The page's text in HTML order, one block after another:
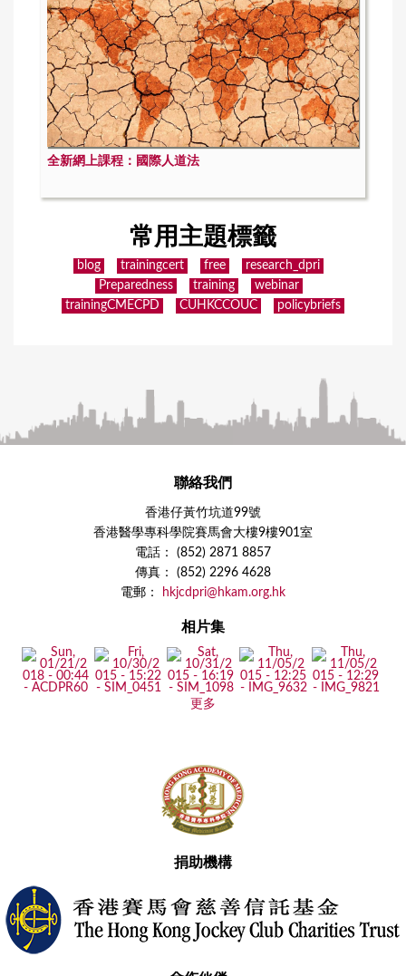
全新網上課程：國際人道法
常用主題標籤
blog trainingcert free
research_dpri
Preparedness
training
webinar
trainingCMECPD
CUHKCCOUC policybriefs
聯絡我們
香港仔黃竹坑道99號
香港醫學專科學院賽馬會大樓9樓901室
電話： (852) 2871 8857
傳真： (852) 2296 4628
電郵：
hkjcdpri@hkam.org.hk
相片集
更多
捐助機構